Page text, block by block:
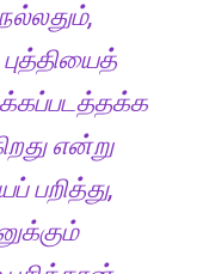
நல்லதும்,
என்று
பறித்து,